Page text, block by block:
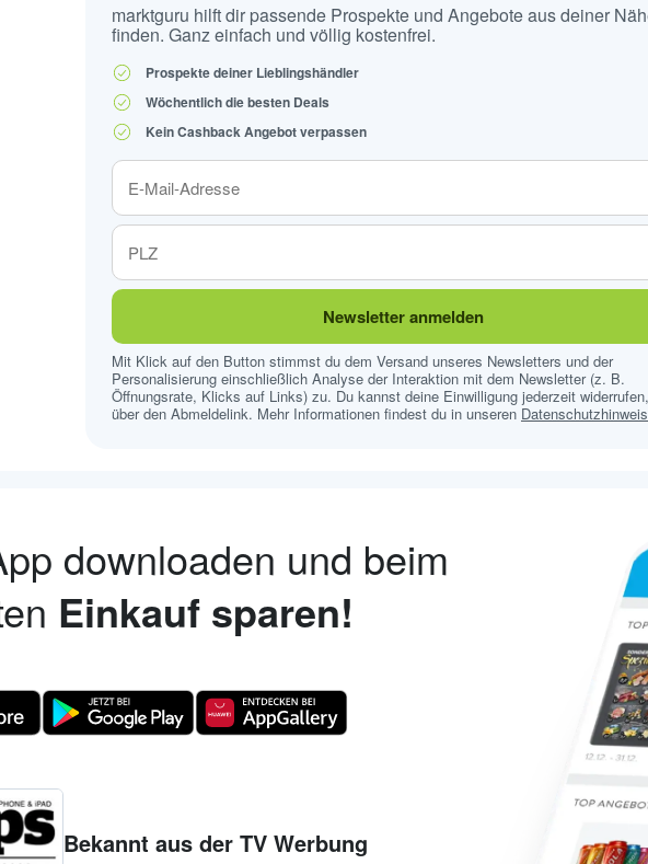
marktguru hilft dir passende Prospekte und Angebote aus deiner
finden. Ganz einfach und völlig kostenfrei.
Prospekte deiner Lieblingshändler
Wöchentlich die besten Deals
Kein Cashback Angebot verpassen
Newsletter anmelden
Mit Klick auf den Button stimmst du dem Versand unseres Newsletters und der
Personalisierung einschließlich Analyse der Interaktion mit dem Newsletter (z. B.
Öffnungsrate, Klicks auf Links) zu. Du kannst deine Einwilligung jederzeit
über den Abmeldelink. Mehr Informationen findest du in unseren
downloaden und beim
Einkauf sparen!
Bekannt aus der TV Werbung